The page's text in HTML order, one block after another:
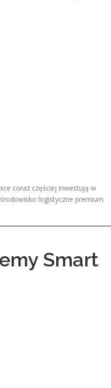
coraz częściej inwestują w
logistyczne premium.
Smart